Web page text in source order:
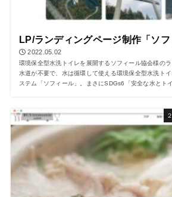
LP/ランディングページ制作「ソフ
2022.05.02
環境保全型水洗トイレを展開するソフィール協会様の
水道が不要で、水は循環して使える環境保全型水洗ト
ステム「ソフィール」。まさにSDGs6「安全な水とト